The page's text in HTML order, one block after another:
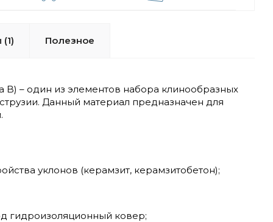
Полезное
– один из элементов набора клинообразных
Данный материал предназначен для
уклонов (керамзит, керамзитобетон);
гидроизоляционный ковер;